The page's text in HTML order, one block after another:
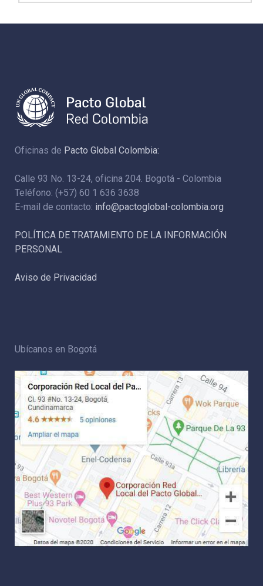
Oficinas de Pacto Global Colombia:
Calle 93 No. 13-24, oficina 204. Bogotá - Colombia
Teléfono: (+57) 60 1 636 3638
E-mail de contacto: info@pactoglobal-colombia.org
POLÍTICA DE TRATAMIENTO DE LA INFORMACIÓN
PERSONAL
Aviso de Privacidad
Ubícanos en Bogotá